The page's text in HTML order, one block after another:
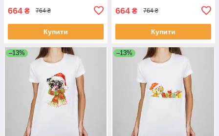
664 ₴ 764 ₴
Купити
664 ₴ 764 ₴
Купити
–13% –13%